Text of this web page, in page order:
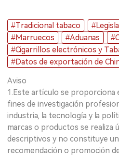
#Tradicional tabaco
#Marruecos
#Aduanas
#Cigarrillos electrónicos y
#Datos de exportación de
Aviso
1.Este artículo se proporciona
fines de investigación
industria, la tecnología y la
marcas o productos se realiza
descriptivos y no constituye
recomendación o promoción